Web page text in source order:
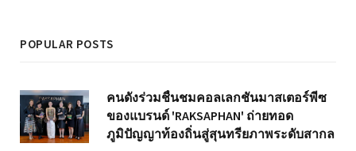
POPULAR POSTS
คนดังร่วมชื่นชมคอลเลกชันมาสเตอร์พีซ
ของแบรนด์ 'RAKSAPHAN' ถ่ายทอด
ภูมิปัญญาท้องถิ่นสู่สุนทรียภาพระดับสากล